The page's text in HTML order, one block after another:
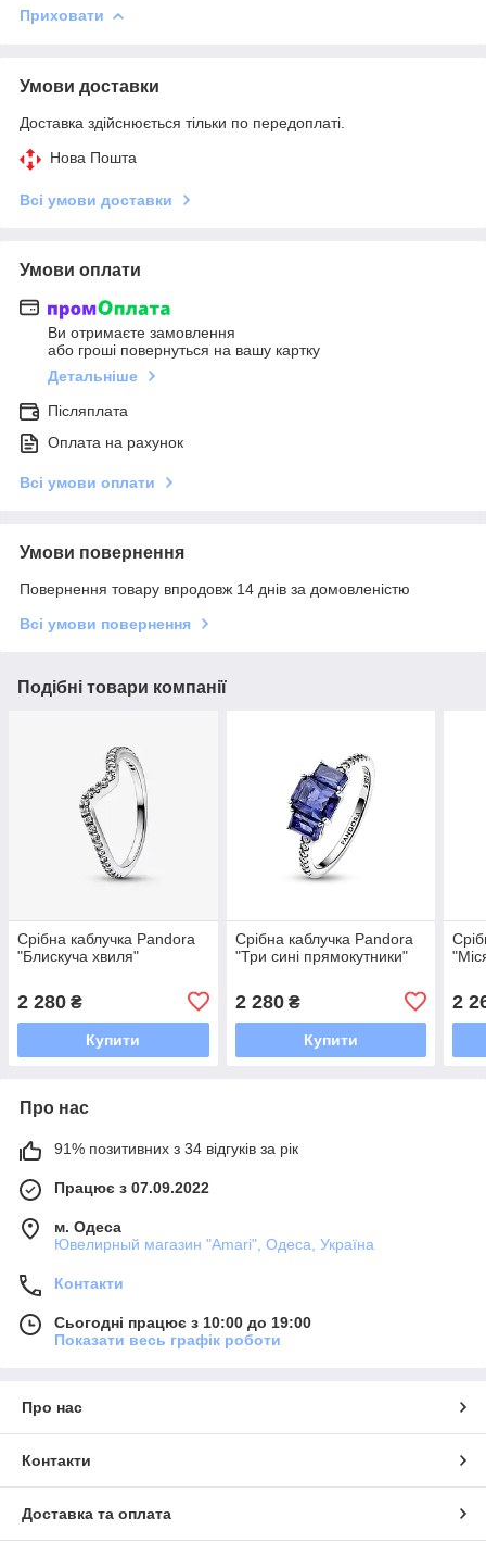
Приховати
Умови доставки
Доставка здійснюється тільки по передоплаті.
Нова Пошта
Всі умови доставки
Умови оплати
Ви отримаєте замовлення
або гроші повернуться на вашу картку
Детальніше
Післяплата
Оплата на рахунок
Всі умови оплати
Умови повернення
Повернення товару впродовж 14 днів за домовленістю
Всі умови повернення
Подібні товари компанії
Срібна каблучка Pandora
"Блискуча хвиля"
2 280 ₴
Купити
Срібна каблучка Pandora
"Три сині прямокутники"
2 280₴
Купити
2
Про нас
91% позитивних з 34 відгуків за рік
Працює з 07.09.2022
м. Одеса
Ювелирный магазин "Amari", Одеса, Україна
Контакти
Сьогодні працює з 10:00 до 19:00
Показати весь графік роботи
Про нас
Контакти
Доставка та оплата